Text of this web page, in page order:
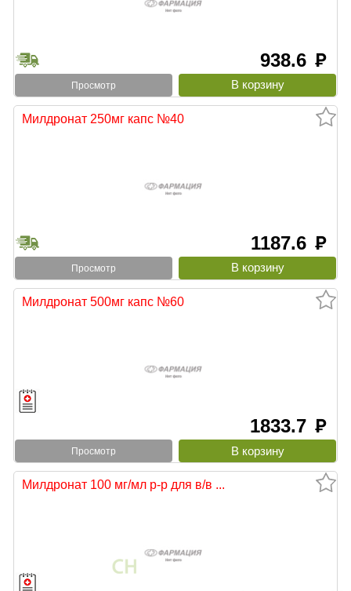
938.6 руб
Просмотр
Милдронат 250мг капс №40
1187.6 руб
Просмотр
Милдронат 500мг капс №60
1833.7 руб
Просмотр
Милдронат 100 мг/мл р-р для в/в ...